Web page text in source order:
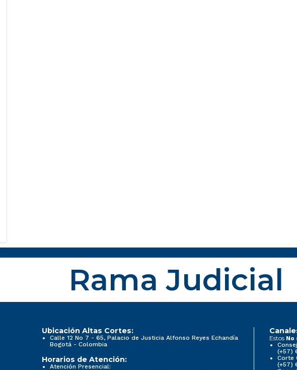
Rama Judicial
Ubicación Altas Cortes:
Calle 12 No 7 - 65, Palacio de Justicia Alfonso Reyes Echandía
Bogotá - Colombia
Horarios de Atención:
Atención Presencial:
Estos No
(+57)
Corte
(+57)